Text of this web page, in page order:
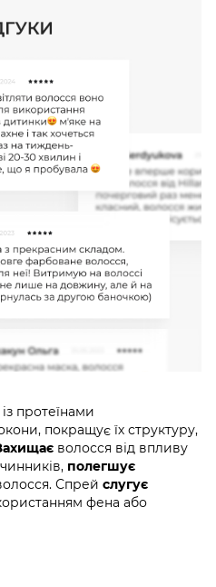
із протеїнами
покращує їх структуру,
волосся від впливу
полегшує
Спрей слугує
фена або